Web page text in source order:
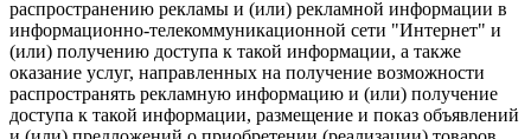
распространению рекламы и (или) рекламной информации в
информационно-телекоммуникационной сети "Интернет" и
(или) получению доступа к такой информации, а также
оказание услуг, направленных на получение возможности
распространять рекламную информацию и (или) получение
доступа к такой информации, размещение и показ объявлений